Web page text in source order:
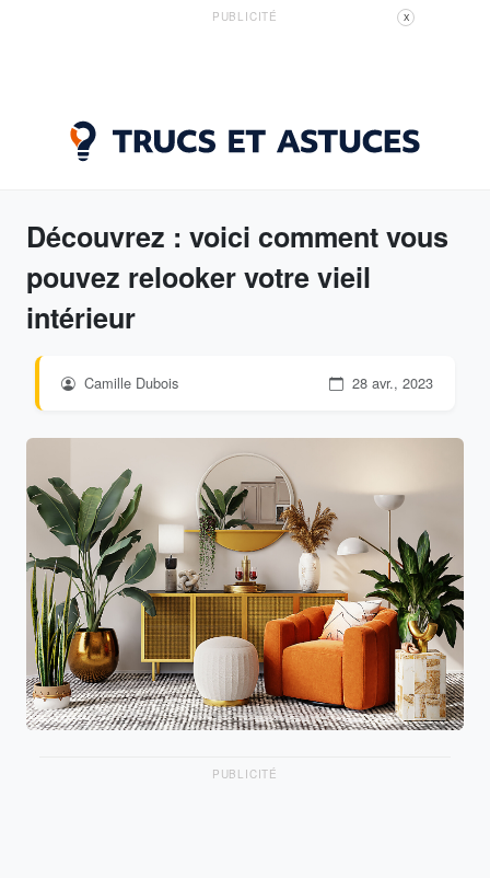
PUBLICITÉ X
Découvrez : voici comment vous
pouvez relooker votre vieil
intérieur
Camille Dubois 28 avr., 2023
PUBLICITÉ